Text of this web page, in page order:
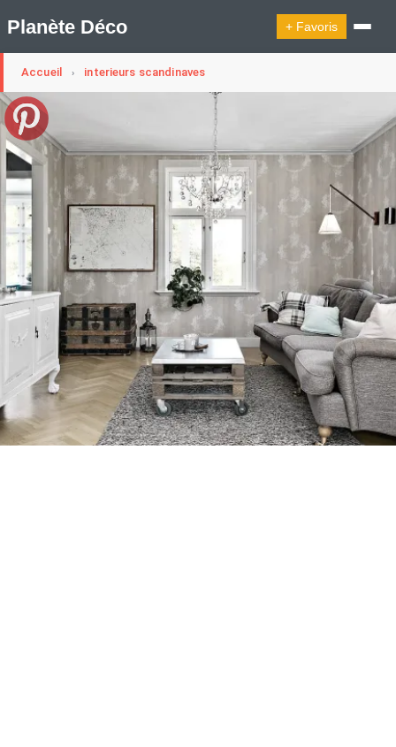
Planète Déco + Favoris
🛍︎ Shop Planète Déco ℹ︎ À propos
Appartement Design Cabanes
Decoration Noël
Design Suédois En Quelques Photos
Idées Déco En 10 Photos
La Semaine Décoration Et Design
Maison En Ville
Méli-Mélo Suédois
Publi Reportage
Tendance
Interieurs Scandinaves
La Décoration Selon Votre Signe Astrologique
Les Trouvailles Déco Du Jour
Loft
Maison Appartement Écologique
Maison Container/container House
Maison D'hôtes
Maison Et Appartement Vintage
On Décode La Déco
Petite Surface
Piscine Question De Style
Renovation
Revue De Week End
Tiny House
Accueil › interieurs scandinaves